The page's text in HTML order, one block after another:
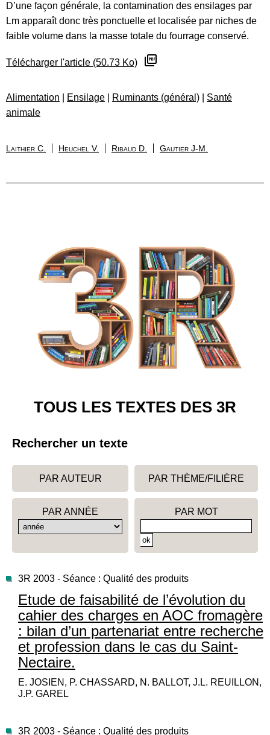
D’une façon générale, la contamination des ensilages par
Lm apparaît donc très ponctuelle et localisée par niches de
faible volume dans la masse totale du fourrage conservé.
Télécharger l'article (50.73 Ko)
Alimentation Ensilage Ruminants (général)
Santé
animale
Laithier C. Heuchel V. Ribaud D. Gautier J-M.
TOUS LES TEXTES DES 3R
Rechercher un texte
PAR AUTEUR PAR THÈME/FILIÈRE
PAR ANNÉE PAR MOT
3R 2003 - Séance : Qualité des produits
Etude de faisabilité de l’évolution du
cahier des charges en AOC fromagère
: bilan d’un partenariat entre recherche
et profession dans le cas du Saint-
Nectaire.
E. JOSIEN, P. CHASSARD, N. BALLOT, J.L. REUILLON,
J.P. GAREL
3R 2003 - Séance : Qualité des produits